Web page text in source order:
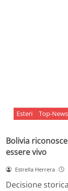
Esteri Top-News
Bolivia
essere vivo
Estrella Herrera
Decisione